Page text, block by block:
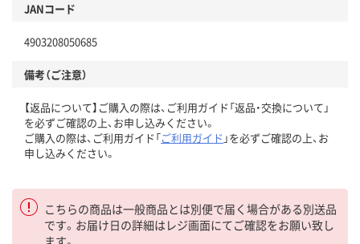
JANコード
4903208050685
備考（ご注意）
【返品について】ご購入の際は、ご利用ガイド「返品・交換について」
を必ずご確認の上、お申し込みください。
ご購入の際は、ご利用ガイド「ご利用ガイド 」を必ずご確認の上、お
申し込みください。
こちらの商品は一般商品とは別便で届く場合がある別送品
です。お届け日の詳細はレジ画面にてご確認をお願い致し